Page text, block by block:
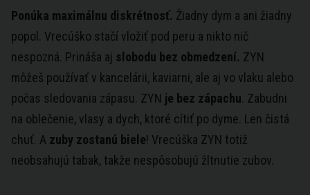
Ponúka maximálnu diskrétnosť. Žiadny dym a ani žiadny
popol. Vrecúško stačí vložiť pod peru a nikto nič
nespozná. Prináša aj slobodu bez obmedzení. ZYN
môžeš používať v kancelárii, kaviarni, ale aj vo vlaku alebo
počas sledovania zápasu. ZYN je bez zápachu. Zabudni
na oblečenie, vlasy a dych, ktoré cítiť po dyme. Len čistá
chuť. A zuby zostanú biele! Vrecúška ZYN totiž
neobsahujú tabak, takže nespôsobujú žltnutie zubov.